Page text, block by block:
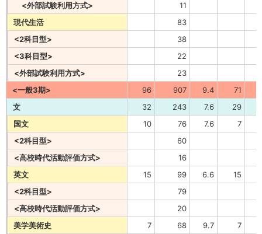
<外部試験利用方式>
11
現代生活
83
<2科目型>
38
<3科目型>
22
<外部試験利用方式>
23
<一般3期>
96 907 9.4 71
文
32 243 7.6
29
国文
10 76 7.6
7
<2科目型>
60
<高校時代活動評価方式>
16
英文
15 99 6.6
15
<2科目型>
79
<高校時代活動評価方式>
20
美学美術史
7 68 9.7
7